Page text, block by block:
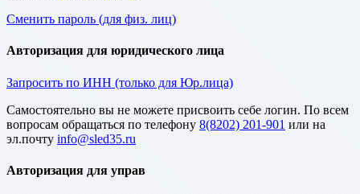
Сменить пароль (для физ. лиц)
Авторизация для юридического лица
Запросить по ИНН (только для Юр.лица)
Cамостоятельно вы не можете присвоить себе логин. По всем
вопросам обращаться по телефону 8(8202) 201-901 или на
эл.почту
Авторизация для управ